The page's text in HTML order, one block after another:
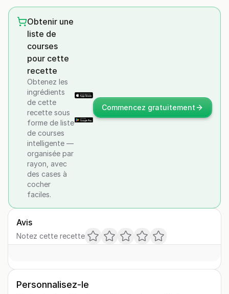
Obtenir une
liste de
courses
pour cette
recette
Obtenez les
ingrédients
de cette
recette sous
forme de liste
de courses
intelligente —
organisée par
rayon, avec
des cases à
cocher
faciles.
Commencez gratuitement
Avis
Notez cette recette
Personnalisez-le